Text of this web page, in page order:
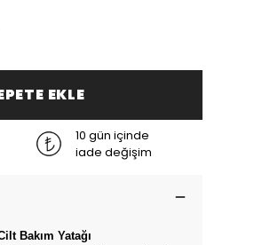
EKLE
10 gün içinde
iade değişim
Bakım Yatağı